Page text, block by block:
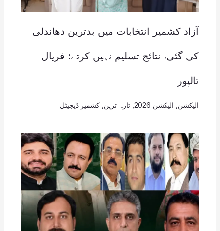
آزاد کشمیر انتخابات میں بدترین دھاندلی
کی گئی، نتائج تسلیم نہیں کرتے: فریال
تالپور
الیکشن الیکشن 2026 , تازہ ترین کشمیر ڈیجیٹل